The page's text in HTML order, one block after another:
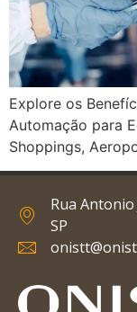
Explore os
Automação para
Shoppings,
Rua
SP